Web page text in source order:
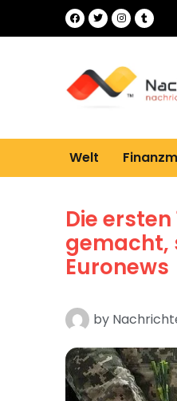
Welt
Die
gemacht,
Euronews
by